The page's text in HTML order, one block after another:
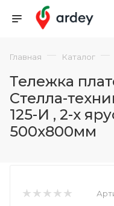
Главная — Каталог —
Тележка
Стелла-
125-И , 2-х
500х800мм